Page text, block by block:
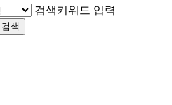
검색키워드 입력
검색